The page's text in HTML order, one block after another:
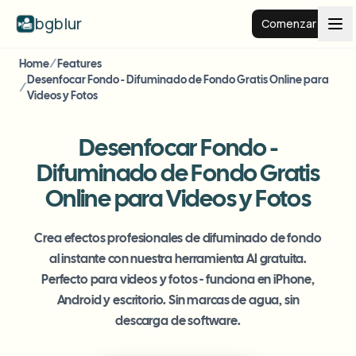
bgblur Comenzar
Fondo desenfocado
Ejemplos
Ver todos los ejemplos
Explorar la biblioteca completa de ejemplos
Desenfocar rostro
Funciones
View all features
Browse every blur tool in one place
Empresas
Home/ Features
/
Desenfocar Fondo - Difuminado de Fondo Gratis Online para
Videos y Fotos
Desenfocar Fondo -
Difuminado de Fondo Gratis
Online para Videos y Fotos
Crea efectos profesionales de difuminado de fondo
al instante con nuestra herramienta AI gratuita.
Perfecto para videos y fotos - funciona en iPhone,
Android y escritorio. Sin marcas de agua, sin
descarga de software.